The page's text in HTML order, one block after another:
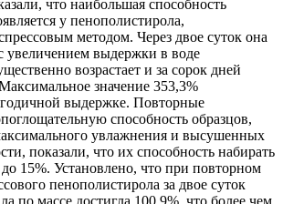
что наибольшая способность
у пенополистирола,
методом. Через двое суток она
увеличением выдержки в воде
возрастает и за сорок дней
значение 353,3%
выдержке. Повторные
способность образцов,
увлажнения и высушенных
показали, что их способность набирать
15%. Установлено, что при повторном
пенополистирола за двое суток
по массе достигла 100,9%, что более чем